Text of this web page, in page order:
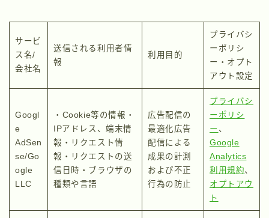
サービ
ス名/
会社名
送信される利用者情
報
利用目的
プライバシ
ーポリシ
ー・オプト
アウト設定
Googl
e
AdSen
se/Go
ogle
LLC
・Cookie等の情報・
IPアドレス、端末情
報・リクエスト情
報・リクエストの送
信日時・ブラウザの
種類や言語
広告配信の
最適化広告
配信による
成果の計測
および不正
行為の防止
プライバシ
ーポリシ
ー 、
Google
Analytics
利用規約、
オプトアウ
ト